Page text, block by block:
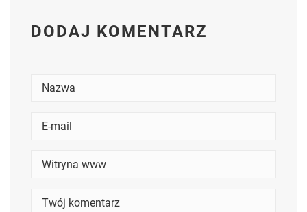
DODAJ KOMENTARZ